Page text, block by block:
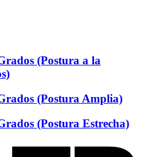
(Postura a la
(Postura Amplia)
(Postura Estrecha)